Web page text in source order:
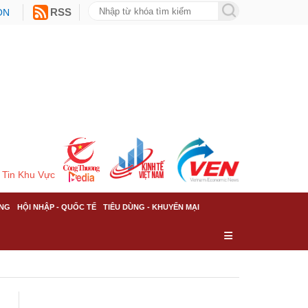
RSS
Tin Khu Vực
HỘI NHẬP - QUỐC TẾ TIÊU DÙNG - KHUYẾN MẠI